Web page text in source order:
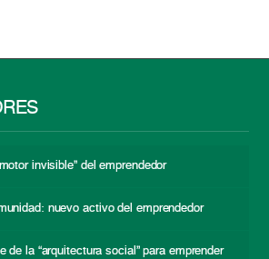
invisible” del emprendedor
nuevo activo del emprendedor
de la “arquitectura social” para emprender